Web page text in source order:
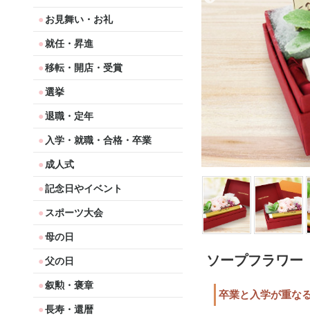
お見舞い・お礼
就任・昇進
移転・開店・受賞
選挙
退職・定年
入学・就職・合格・卒業
成人式
記念日やイベント
スポーツ大会
母の日
父の日
叙勲・褒章
長寿・還暦
ソープフラワ
卒業と入学が重な